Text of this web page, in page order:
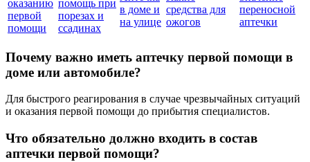
оказанию
первой
помощи
помощь при
порезах и
ссадинах
в доме и
на улице
средства для
ожогов
переносной
аптечки
Почему важно иметь аптечку первой помощи в
доме или автомобиле?
Для быстрого реагирования в случае чрезвычайных ситуаций
и оказания первой помощи до прибытия специалистов.
Что обязательно должно входить в состав
аптечки первой помощи?